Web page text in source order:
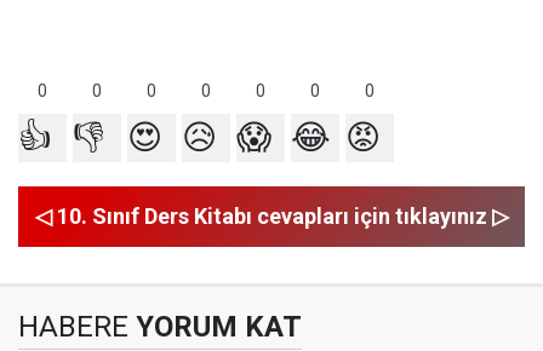
0 0 0 0 0 0 0
👍 👎 😍 😥 😱 😂 😡
◁ 10. Sınıf Ders Kitabı cevapları için tıklayınız ▷
HABERE YORUM KAT